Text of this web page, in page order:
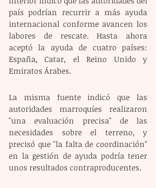
país podrían recurrir a más ayuda
internacional conforme avancen los
labores de rescate. Hasta ahora
aceptó la ayuda de cuatro países:
España, Catar, el Reino Unido y
Emiratos Árabes.
La misma fuente indicó que las
autoridades marroquíes realizaron
"una evaluación precisa" de las
necesidades sobre el terreno, y
precisó que "la falta de coordinación"
en la gestión de ayuda podría tener
unos resultados contraproducentes.